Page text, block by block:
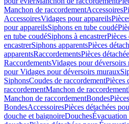
Manchon de raccordementAccessoires
AccessoiresVidages pour appareils
pour appareilsSiphons en tube coudé
en tube coudéSiphons à encastrerPièces
encastrerSiphons apparentsPièces
apparentsRaccordementsPièces
RaccordementsVidages pour déversoirs
pour Vidages pour déversoirs muraux
SiphonsCoudes de raccordementPièces
raccordementManchon de raccordement
Manchon de raccordementBondes
BondesAccessoiresPièces détachées
douche et baignoireDouchesÉvacuation